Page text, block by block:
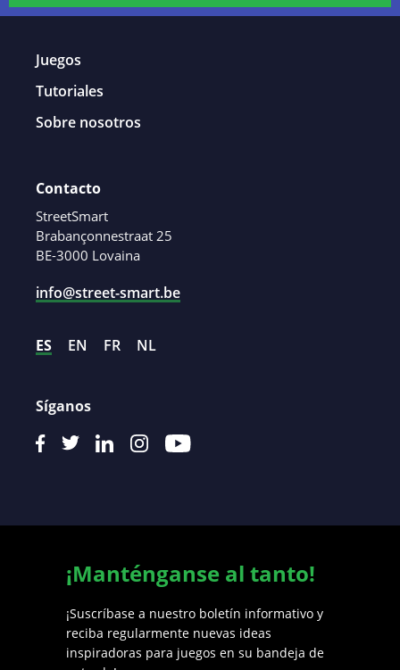
Juegos
Tutoriales
Sobre nosotros
Contacto
StreetSmart
Brabançonnestraat 25
BE-3000 Lovaina
info@street-smart.be
ES EN FR NL
Síganos
¡Manténganse al tanto!
¡Suscríbase a nuestro boletín informativo y
reciba regularmente nuevas ideas
inspiradoras para juegos en su bandeja de